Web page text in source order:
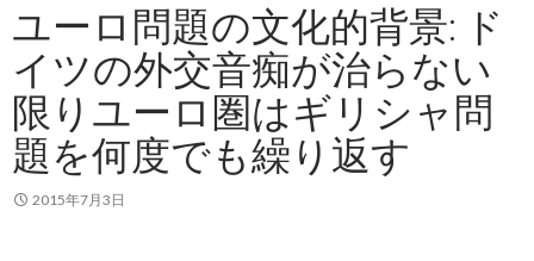
ユーロ問題の文化的背景: ド
イツの外交音痴が治らない
限りユーロ圏はギリシャ問
題を何度でも繰り返す
2015年7月3日